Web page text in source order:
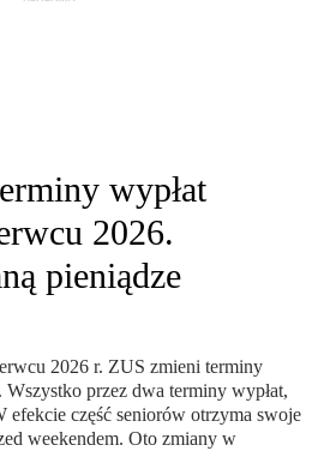
wypłat
2026.
pieniądze
2026 r. ZUS zmieni terminy
przez dwa terminy wypłat,
efekcie część seniorów otrzyma swoje
weekendem. Oto zmiany w